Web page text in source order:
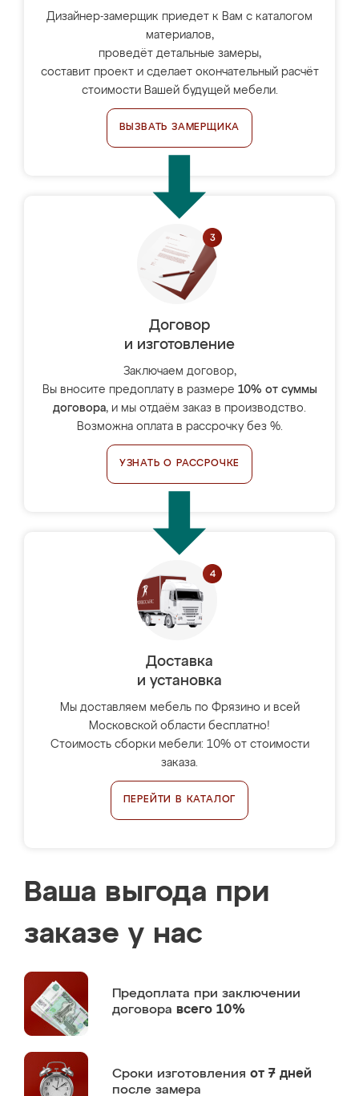
Дизайнер-замерщик приедет к Вам с каталогом
материалов,
проведёт детальные замеры,
составит проект и сделает окончательный расчёт
стоимости Вашей будущей мебели.
ВЫЗВАТЬ ЗАМЕРЩИКА
Договор
и изготовление
Заключаем договор,
Вы вносите предоплату в размере 10% от суммы
договора, и мы отдаём заказ в производство.
Возможна оплата в рассрочку без %.
УЗНАТЬ О РАССРОЧКЕ
Доставка
и установка
Мы доставляем мебель по Фрязино и всей
Московской области бесплатно!
Стоимость сборки мебели: 10% от стоимости
заказа.
ПЕРЕЙТИ В КАТАЛОГ
Ваша выгода при
заказе у нас
Предоплата при заключении
договора всего 10%
Сроки изготовления от 7 дней
после замера